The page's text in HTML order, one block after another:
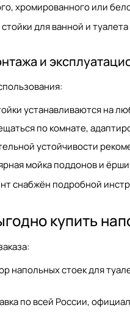
хромированного или
для ванной и
и
устанавливаются на
по комнате,
устойчивости
мойка поддонов и
снабжён подробной
купить
напольных стоек для
по всей России,